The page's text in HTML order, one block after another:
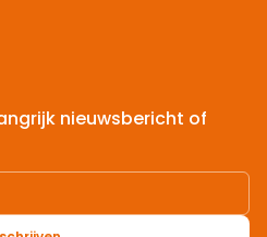
nieuwsbericht of